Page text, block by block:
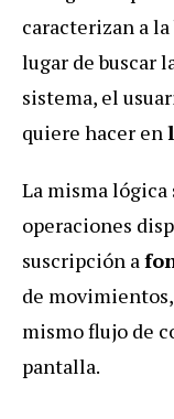
caracterizan a
lugar de buscar
sistema, el
quiere hacer en
La misma lógica
operaciones
suscripción a
de
mismo flujo de
pantalla.